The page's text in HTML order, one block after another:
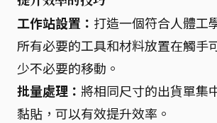
工作站設置： 打造一個符合人體工
所有必要的工具和材料放置在觸手
少不必要的移動。
批量處理： 將相同尺寸的出貨單集
黏貼，可以有效提升效率。